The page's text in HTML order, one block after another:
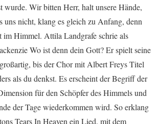
wurde. Wir bitten Herr, halt unsere Hände,
uns nicht, klang es gleich zu Anfang, denn
im Himmel. Attila Landgrafe schrie als
Wo ist denn dein Gott? Er spielt seine
bis der Chor mit Albert Freys Titel
als du denkst. Es erscheint der Begriff der
für den Schöpfer des Himmels und
der Tage wiederkommen wird. So erklang
Tears In Heaven ein Lied, mit dem